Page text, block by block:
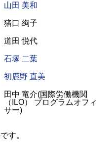
山田 美和
猪口 絢子
道田 悦代
石塚 二葉
初鹿野 直美
田中 竜介(国際労働機関
（ ILO） プログラムオフィ
サー)
す。